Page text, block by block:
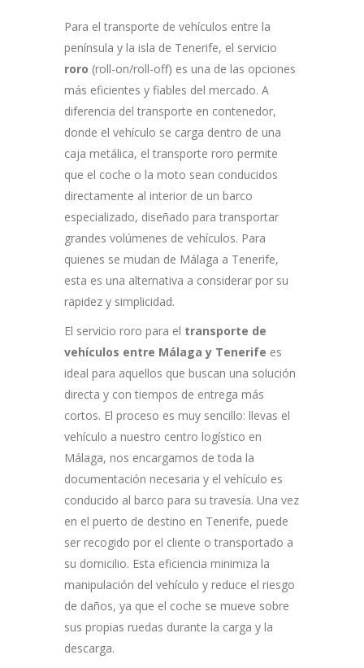
Para el transporte de vehículos entre la
península y la isla de Tenerife, el servicio
roro (roll-on/roll-off) es una de las opciones
más eficientes y fiables del mercado. A
diferencia del transporte en contenedor,
donde el vehículo se carga dentro de una
caja metálica, el transporte roro permite
que el coche o la moto sean conducidos
directamente al interior de un barco
especializado, diseñado para transportar
grandes volúmenes de vehículos. Para
quienes se mudan de Málaga a Tenerife,
esta es una alternativa a considerar por su
rapidez y simplicidad.
El servicio roro para el transporte de
vehículos entre Málaga y Tenerife es
ideal para aquellos que buscan una solución
directa y con tiempos de entrega más
cortos. El proceso es muy sencillo: llevas el
vehículo a nuestro centro logístico en
Málaga, nos encargamos de toda la
documentación necesaria y el vehículo es
conducido al barco para su travesía. Una vez
en el puerto de destino en Tenerife, puede
ser recogido por el cliente o transportado a
su domicilio. Esta eficiencia minimiza la
manipulación del vehículo y reduce el riesgo
de daños, ya que el coche se mueve sobre
sus propias ruedas durante la carga y la
descarga.